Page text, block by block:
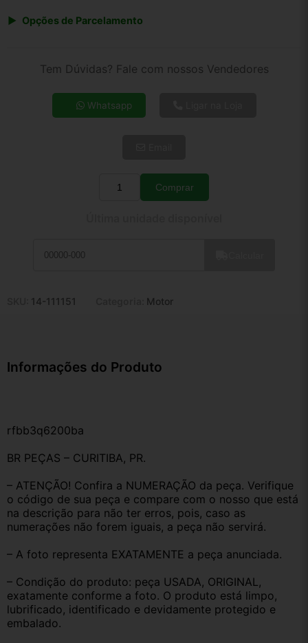
Opções de Parcelamento
4x de R$ 54,88
5x de R$ 44,47
Tem Dúvidas? Fale com nossos Vendedores
Whatsapp
Quantidade
Comprar
14-111151 Motor
Informações do Produto
rfbb3q6200ba
BR PEÇAS – CURITIBA, PR.
– ATENÇÃO! Confira a NUMERAÇÃO da peça. Verifique
o código de sua peça e compare com o nosso que está
na descrição para não ter erros, pois, caso as
numerações não forem iguais, a peça não servirá.
– A foto representa EXATAMENTE a peça anunciada.
– Condição do produto: peça USADA, ORIGINAL,
exatamente conforme a foto. O produto está limpo,
lubrificado, identificado e devidamente protegido e
embalado.